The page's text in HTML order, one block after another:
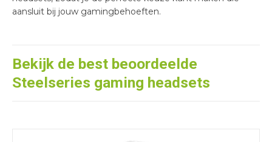
aansluit bij jouw gamingbehoeften.
Bekijk de best beoordeelde
Steelseries gaming headsets